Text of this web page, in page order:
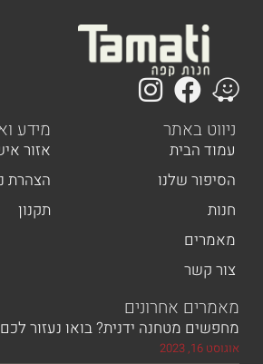
באתר
שלנו
מידע ואזור אישי
אזור אישי
הצהרת נגישות
אחרונים
מטחנה ידנית? בואו נעזור לכם!